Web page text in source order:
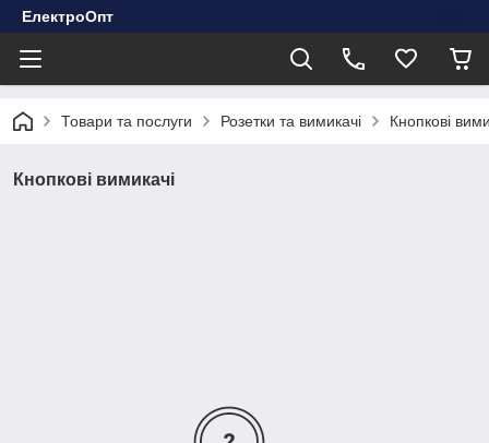
ЕлектроОпт
Товари та послуги Розетки та вимикачі Кнопкові
Кнопкові вимикачі